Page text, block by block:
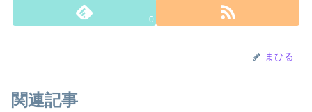
0
まひる
関連記事